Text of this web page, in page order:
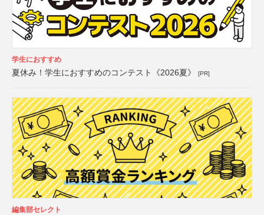
学生におすすめ
夏休み！学生におすすめのコンテスト《2026夏》 [PR]
編集部セレクト